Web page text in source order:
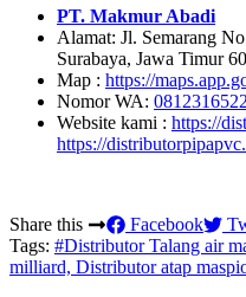
PT. Makmur Abadi
Alamat: Jl. Semarang
Surabaya, Jawa Timur
Map : https://
Nomor WA:
Website kami : https://
https://
Share this Facebook
Tags: #Distributor Talang air
milliard, Distributor atap